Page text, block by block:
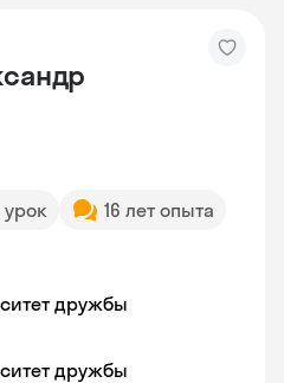
урок
16 лет опыта
дружбы
дружбы